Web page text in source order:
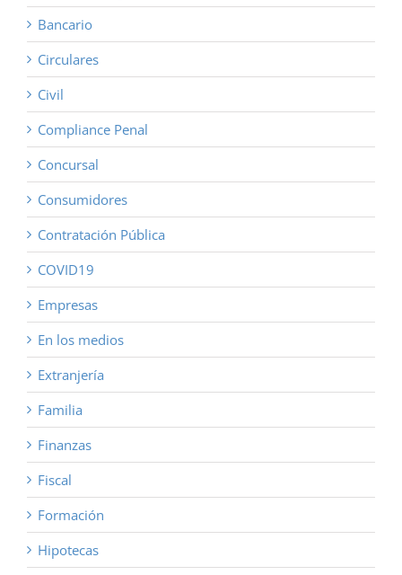
Bancario
Circulares
Civil
Compliance Penal
Concursal
Consumidores
Contratación Pública
COVID19
Empresas
En los medios
Extranjería
Familia
Finanzas
Fiscal
Formación
Hipotecas